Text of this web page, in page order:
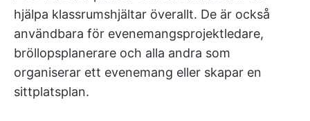
hjälpa klassrumshjältar överallt. De är också
användbara för evenemangsprojektledare,
bröllopsplanerare och alla andra som
organiserar ett evenemang eller skapar en
sittplatsplan.